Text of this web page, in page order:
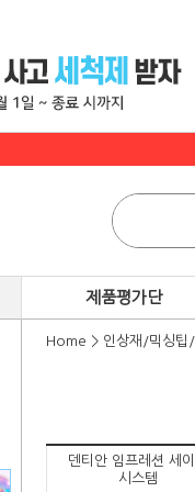
제품평가단
Home > 인상재/믹싱팁
덴티안 임프레션 세
시스템